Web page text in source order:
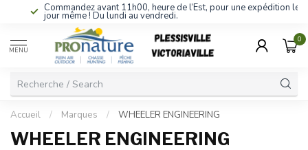
Commandez avant 11h00, heure de l’Est, pour une expédition le
jour même ! Du lundi au vendredi.
MENU
0
Accueil / Marques / WHEELER ENGINEERING
WHEELER ENGINEERING